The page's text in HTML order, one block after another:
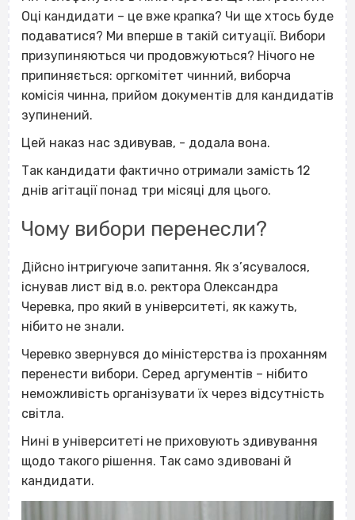
Оці кандидати – це вже крапка? Чи ще хтось буде
подаватися? Ми вперше в такій ситуації. Вибори
призупиняються чи продовжуються? Нічого не
припиняється: оргкомітет чинний, виборча
комісія чинна, прийом документів для кандидатів
зупинений.
Цей наказ нас здивував, - додала вона.
Так кандидати фактично отримали замість 12
днів агітації понад три місяці для цього.
Чому вибори перенесли?
Дійсно інтригуюче запитання. Як з’ясувалося,
існував лист від в.о. ректора Олександра
Черевка, про який в університеті, як кажуть,
нібито не знали.
Черевко звернувся до міністерства із проханням
перенести вибори. Серед аргументів – нібито
неможливість організувати їх через відсутність
світла.
Нині в університеті не приховують здивування
щодо такого рішення. Так само здивовані й
кандидати.